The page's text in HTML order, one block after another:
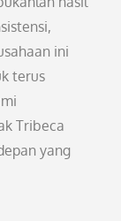
ini
terus
Tribeca
yang